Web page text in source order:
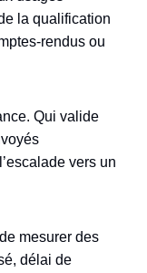
la qualification
rendus ou
Qui valide
vers un
mesurer des
délai de